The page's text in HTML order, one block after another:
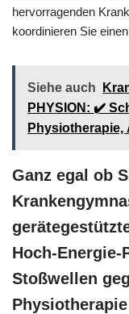
hervorragenden
koordinieren Sie
Siehe auch
PHYSION: ✔️
Physiotherapie,
Ganz egal ob
Hoch-Energie-
Stoßwellen